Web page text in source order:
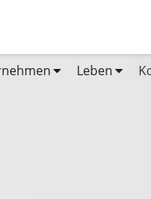
Leben